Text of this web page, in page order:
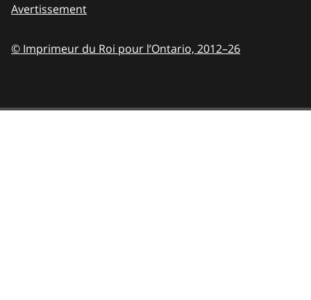
Avertissement
© Imprimeur du Roi pour l’Ontario, 2012–26